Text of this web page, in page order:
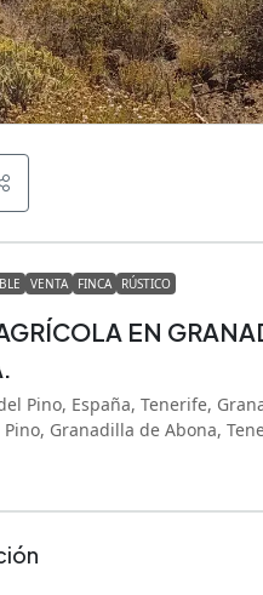
VENTA FINCA RÚSTICO
EN
Pino, España, Tenerife,
Pino, Granadilla de Abona,